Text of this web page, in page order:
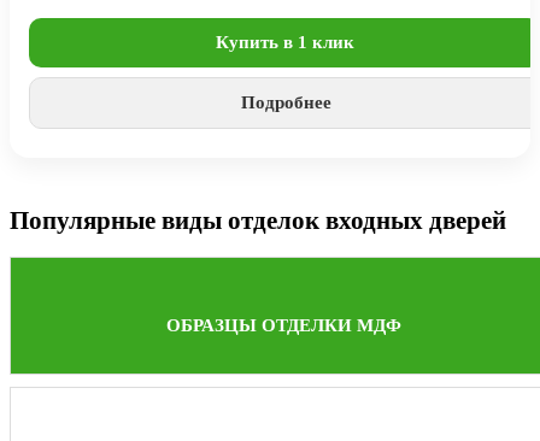
Купить в 1 клик
Подробнее
Популярные виды отделок входных дверей
ОБРАЗЦЫ ОТДЕЛКИ МДФ